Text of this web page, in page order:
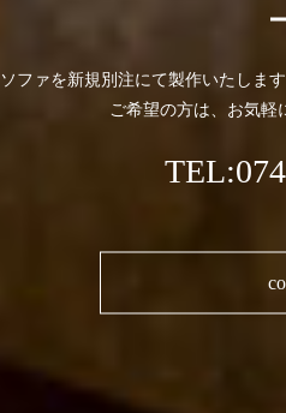
ファを新規別注にて製作いたしま
ご希望の方は、お気軽